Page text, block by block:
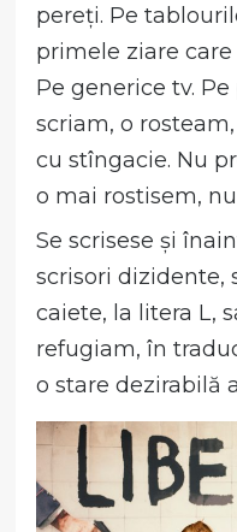
pereți. Pe
primele ziare
Pe generice tv.
scriam, o
cu stîngacie. Nu
o mai rostisem,
Se scrisese și
scrisori dizidente,
caiete, la litera L,
refugiam, în
o stare dezirabilă